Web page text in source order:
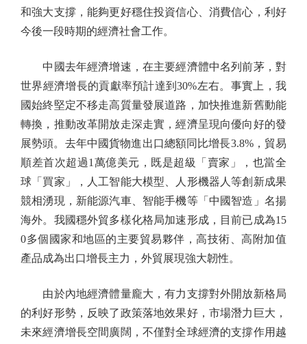
和強大支撐，能夠更好穩住投資信心、消費信心，利好
今後一段時期的經濟社會工作。
中國去年經濟增速，在主要經濟體中名列前茅，對
世界經濟增長的貢獻率預計達到30%左右。事實上，我
國始終堅定不移走高質量發展道路，加快推進新舊動能
轉換，推動改革開放走深走實，經濟呈現向優向好的發
展勢頭。去年中國貨物進出口總額同比增長3.8%，貿易
順差首次超過1萬億美元，既是超級「賣家」，也當全
球「買家」，人工智能大模型、人形機器人等創新成果
競相湧現，新能源汽車、智能手機等「中國智造」名揚
海外。我國穩外貿多樣化格局加速形成，目前已成為15
0多個國家和地區的主要貿易夥伴，高技術、高附加值
產品成為出口增長主力，外貿展現強大韌性。
由於內地經濟體量龐大，有力支撐對外開放新格局
的利好形勢，反映了政策落地效果好，市場潛力巨大，
未來經濟增長空間廣闊，不僅對全球經濟的支撐作用越